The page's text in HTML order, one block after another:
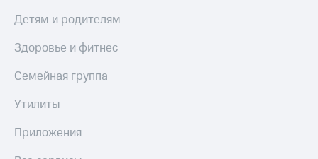
Детям и родителям
Здоровье и фитнес
Семейная группа
Утилиты
Приложения